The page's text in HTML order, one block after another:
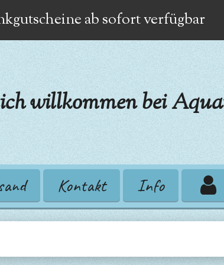
ab sofort verfügbar
willkommen bei
Kontakt Info